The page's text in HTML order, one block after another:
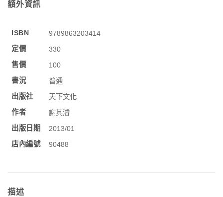
額外資訊
ISBN
9789863203414
定價
330
售價
100
書況
普通
出版社
天下文化
作者
謝其濬
出版日期
2013/01
店內編號
90488
描述